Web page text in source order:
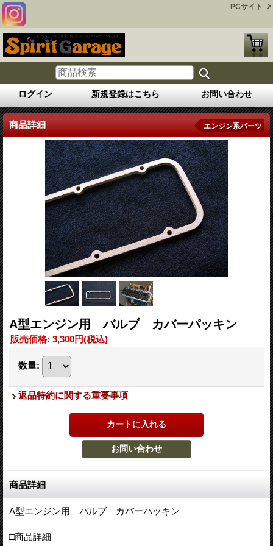
PCサイト
ログイン 新規登録はこちら お問い合わせ
商品詳細 エンジン系パーツ
A型エンジン用 バルブ カバーパッキン
販売価格: 3,300円(税込)
数量:
返品特約に関する重要事項
商品詳細
A型エンジン用 バルブ カバーパッキン
□商品詳細